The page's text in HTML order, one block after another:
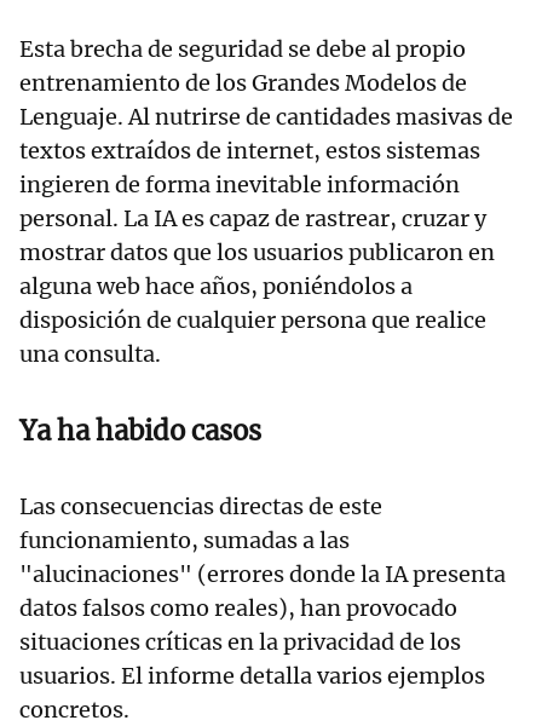
Esta brecha de seguridad se debe al propio
entrenamiento de los Grandes Modelos de
Lenguaje. Al nutrirse de cantidades masivas de
textos extraídos de internet, estos sistemas
ingieren de forma inevitable información
personal. La IA es capaz de rastrear, cruzar y
mostrar datos que los usuarios publicaron en
alguna web hace años, poniéndolos a
disposición de cualquier persona que realice
una consulta.
Ya ha habido casos
Las consecuencias directas de este
funcionamiento, sumadas a las
"alucinaciones" (errores donde la IA presenta
datos falsos como reales), han provocado
situaciones críticas en la privacidad de los
usuarios. El informe detalla varios ejemplos
concretos.